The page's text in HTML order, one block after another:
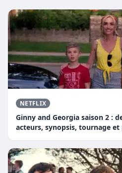
NETFLIX
Ginny and Georgia saison 2 :
acteurs, synopsis, tournage et